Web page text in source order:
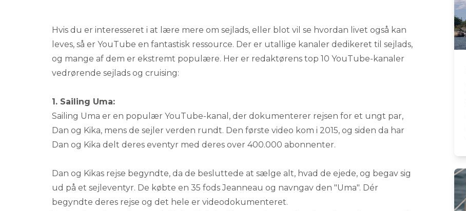
Hvis du er interesseret i at lære mere om sejlads, eller blot vil se hvordan livet også kan
leves, så er YouTube en fantastisk ressource. Der er utallige kanaler dedikeret til sejlads,
og mange af dem er ekstremt populære. Her er redaktørens top 10 YouTube-kanaler
vedrørende sejlads og cruising:
1. Sailing Uma:
Sailing Uma er en populær YouTube-kanal, der dokumenterer rejsen for et ungt par,
Dan og Kika, mens de sejler verden rundt. Den første video kom i 2015, og siden da har
Dan og Kika delt deres eventyr med deres over 400.000 abonnenter.
Dan og Kikas rejse begyndte, da de besluttede at sælge alt, hvad de ejede, og begav sig
ud på et sejleventyr. De købte en 35 fods Jeanneau og navngav den "Uma". Dér
begyndte deres rejse og det hele er videodokumenteret.